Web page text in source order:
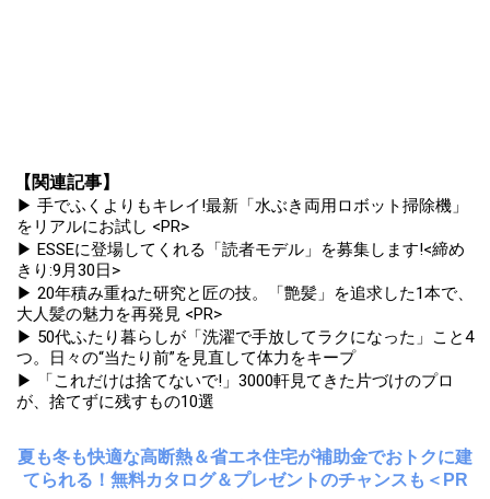
【関連記事】
▶ 手でふくよりもキレイ!最新「水ぶき両用ロボット掃除機」
をリアルにお試し <PR>
▶ ESSEに登場してくれる「読者モデル」を募集します!<締め
きり:9月30日>
▶ 20年積み重ねた研究と匠の技。「艶髪」を追求した1本で、
大人髪の魅力を再発見 <PR>
▶ 50代ふたり暮らしが「洗濯で手放してラクになった」こと4
つ。日々の“当たり前”を見直して体力をキープ
▶ 「これだけは捨てないで!」3000軒見てきた片づけのプロ
が、捨てずに残すもの10選
夏も冬も快適な高断熱＆省エネ住宅が補助金でおトクに建
てられる！無料カタログ＆プレゼントのチャンスも＜PR